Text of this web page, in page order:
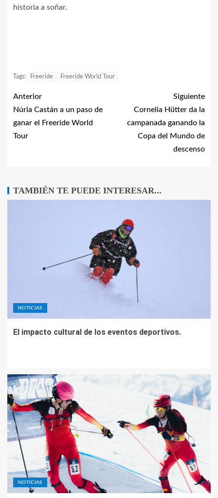
historia a soñar.
Tags: Freeride Freeride World Tour
Anterior
Núria Castán a un paso de
ganar el Freeride World
Tour
Siguiente
Cornelia Hütter da la
campanada ganando la
Copa del Mundo de
descenso
TAMBIÉN TE PUEDE INTERESAR...
NOTICIAS
El impacto cultural de los eventos deportivos.
NOTICIAS